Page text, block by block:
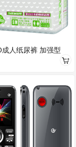
人纸尿裤 加强型